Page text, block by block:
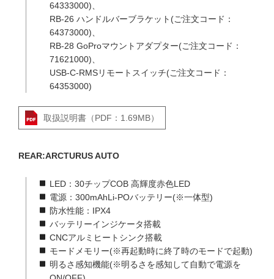
64333000)、
RB-26 ハンドルバーブラケット(ご注文コード：
64373000)、
RB-28 GoProマウントアダプター(ご注文コード：
71621000)、
USB-C-RMSリモートスイッチ(ご注文コード：
64353000)
取扱説明書（PDF：1.69MB）
REAR:ARCTURUS AUTO
LED：30チップCOB 高輝度赤色LED
電源：300mAhLi-POバッテリー(※一体型)
防水性能：IPX4
バッテリーインジケータ搭載
CNCアルミヒートシンク搭載
モードメモリー(※再起動時に終了時のモードで起動)
明るさ感知機能(※明るさを感知して自動で電源を